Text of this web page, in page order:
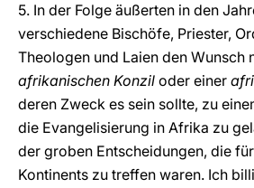
5. In der Folge äußerten in den
verschiedene Bischöfe, Priester,
Theologen und Laien den Wunsch
afrikanischen Konzil oder einer
deren Zweck es sein sollte, zu
die Evangelisierung in Afrika zu
der groben Entscheidungen, die
Kontinents zu treffen waren. Ich